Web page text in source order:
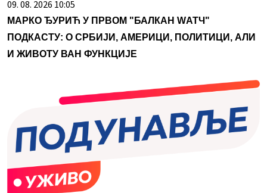
09. 08. 2026 10:05
МАРКО ЂУРИЋ У ПРВОМ "БАЛКАН WАТЧ"
ПОДКАСТУ: О СРБИЈИ, АМЕРИЦИ, ПОЛИТИЦИ, АЛИ
И ЖИВОТУ ВАН ФУНКЦИЈЕ